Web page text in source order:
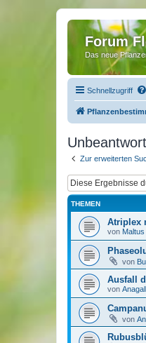
Forum
Das neue
Schnellzugriff
Zur erweiterten
THEMEN
Atriplex
von Maltus
von
Ausfall
von
von